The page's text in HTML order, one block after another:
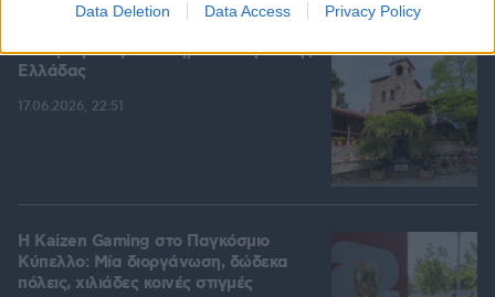
Data Deletion Data Access Privacy Policy
11 επιβλητικά μοναστήρια σε νησιά της
Ελλάδας
17.06.2026, 22:51
H Kaizen Gaming στο Παγκόσμιο
Kύπελλο: Μία διοργάνωση, δώδεκα
πόλεις, χιλιάδες κοινές στιγμές